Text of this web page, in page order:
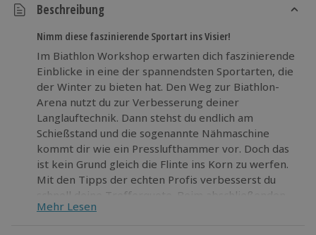
Beschreibung
Nimm diese faszinierende Sportart ins Visier!
Im Biathlon Workshop erwarten dich faszinierende
Einblicke in eine der spannendsten Sportarten, die
der Winter zu bieten hat. Den Weg zur Biathlon-
Arena nutzt du zur Verbesserung deiner
Langlauftechnik. Dann stehst du endlich am
Schießstand und die sogenannte Nähmaschine
kommt dir wie ein Presslufthammer vor. Doch das
ist kein Grund gleich die Flinte ins Korn zu werfen.
Mit den Tipps der echten Profis verbesserst du
schnell deine Trefferquote. Beim abschließenden
Teamwettkampf kannst du die im Biathlon Training
Mehr Lesen